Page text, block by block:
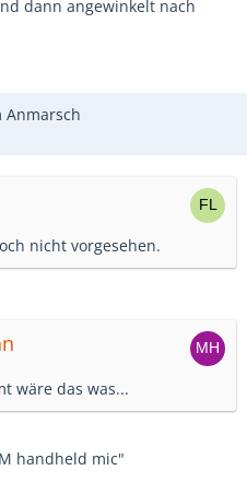
dann angewinkelt nach
Anmarsch
nicht vorgesehen.
wäre das was...
handheld mic"